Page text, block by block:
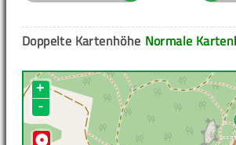
Normale
Doppelte Kartenhöhe
+
-